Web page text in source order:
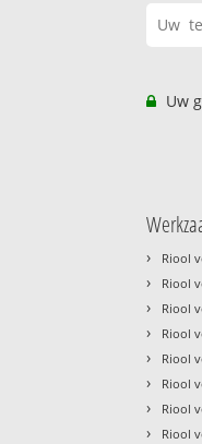
Uw
› Riool
› Riool
› Riool
› Riool
› Riool
› Riool
› Riool
› Riool